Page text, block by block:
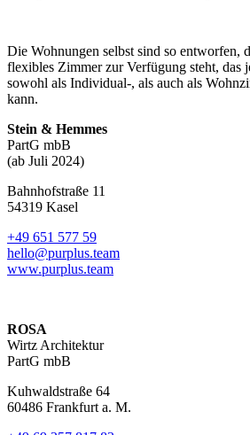
Die Wohnungen selbst sind so entworfen,
flexibles Zimmer zur Verfügung steht, das
sowohl als Individual-, als auch als
kann.
Stein & Hemmes
PartG mbB
(ab Juli 2024)
Bahnhofstraße 11
54319 Kasel
+49 651 577 59
hello@purplus.team
www.purplus.team
ROSA
Wirtz Architektur
PartG mbB
Kuhwaldstraße 64
60486 Frankfurt a. M.